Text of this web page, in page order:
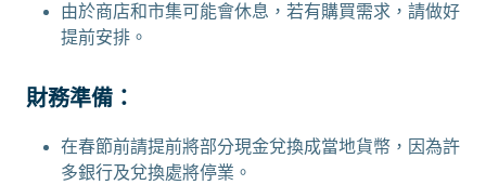
由於商店和市集可能會休息，若有購買需求，請做好
提前安排。
財務準備：
在春節前請提前將部分現金兌換成當地貨幣，因為許
多銀行及兌換處將停業。